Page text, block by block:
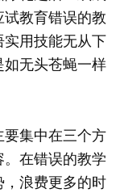
教育错误的教
用技能无从下
无头苍蝇一样
集中在三个方
在错误的教学
浪费更多的时